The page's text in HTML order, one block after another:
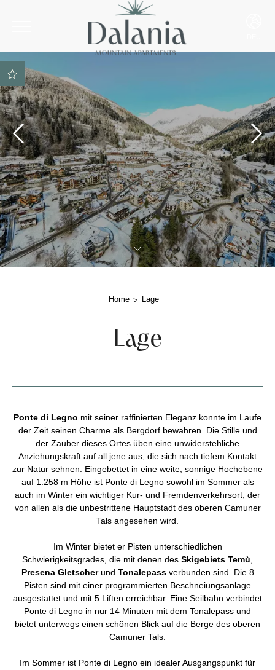
Bestpreisgarantie
SPA-Zugang bei der
Reservierung inbegriffen
Parkplatz inbegriffen
Beste Zahlungs- und
Stornierungsbedingungen
Skiraum inklusive
Home Lage
Lage
Ponte di Legno mit seiner raffinierten Eleganz konnte im Laufe
der Zeit seinen Charme als Bergdorf bewahren. Die Stille und
der Zauber dieses Ortes üben eine unwiderstehliche
Anziehungskraft auf all jene aus, die sich nach tiefem Kontakt
zur Natur sehnen. Eingebettet in eine weite, sonnige Hochebene
auf 1.258 m Höhe ist Ponte di Legno sowohl im Sommer als
auch im Winter ein wichtiger Kur- und Fremdenverkehrsort, der
von allen als die unbestrittene Hauptstadt des oberen Camuner
Tals angesehen wird.
Im Winter bietet er Pisten unterschiedlichen
Schwierigkeitsgrades, die mit denen des Skigebiets Temù
Presena Gletscherund Tonalepassverbunden sind. Die 8
Pisten sind mit einer programmierten Beschneiungsanlage
ausgestattet und mit 5 Liften erreichbar. Eine Seilbahn verbindet
Ponte di Legno in nur 14 Minuten mit dem Tonalepass und
bietet unterwegs einen schönen Blick auf die Berge des oberen
Camuner Tals.
Im Sommer ist Ponte di Legno ein idealer Ausgangspunkt für